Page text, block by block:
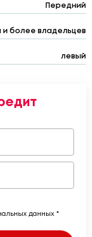
Передний
и более владельцев
левый
данных *